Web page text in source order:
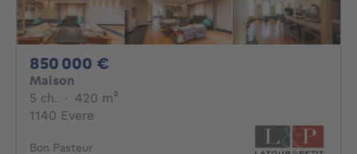
850 000 €
Maison
5 ch. 5 chambres
· 420 m²
1140 Evere
Bon Pasteur